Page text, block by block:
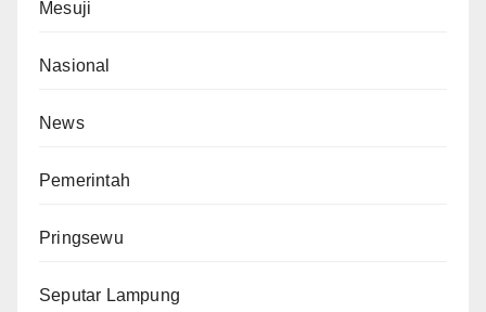
Mesuji
Nasional
News
Pemerintah
Pringsewu
Seputar Lampung